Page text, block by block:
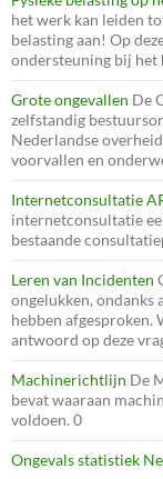
het werk kan leiden
belasting aan! Op
ondersteuning bij het
Grote ongevallen De
zelfstandig
Nederlandse
voorvallen en
Internetconsultatie
internetconsultatie
bestaande
Leren van Incidenten
ongelukken, ondanks
hebben afgesproken.
antwoord op deze
Machinerichtlijn De
bevat waaraan
voldoen. 0
Ongevals statistiek